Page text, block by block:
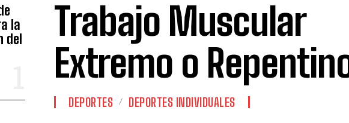
la
del
Trabajo Muscular
Extremo o
DEPORTES DEPORTES INDIVIDUALES